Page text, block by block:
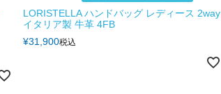
LORISTELLA ハンドバッグ レディース 2way
イタリア製 牛革 4FB
¥31,900税込